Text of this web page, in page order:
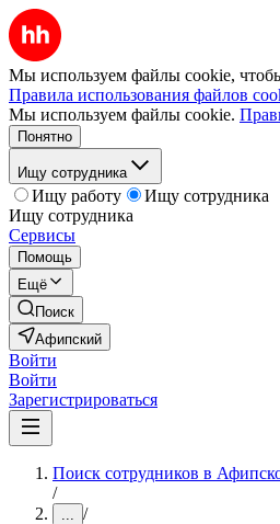
Мы используем файлы cookie, чтобы
Правила использования файлов
Мы используем файлы cookie.
Понятно
Ищу сотрудника
Ищу работу
Ищу сотрудника
Ищу сотрудника
Сервисы
Помощь
Ещё
Поиск
Афипский
Войти
Войти
Зарегистрироваться
Поиск сотрудников в
/
... /